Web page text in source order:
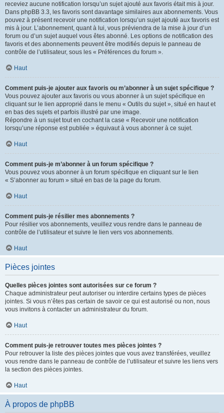
receviez aucune notification lorsqu’un sujet ajouté aux favoris était mis à jour.
Dans phpBB 3.3, les favoris sont davantage similaires aux abonnements. Vous
pouvez à présent recevoir une notification lorsqu’un sujet ajouté aux favoris est
mis à jour. L’abonnement, quant à lui, vous préviendra de la mise à jour d’un
forum ou d’un sujet auquel vous êtes abonné. Les options de notification des
favoris et des abonnements peuvent être modifiés depuis le panneau de
contrôle de l’utilisateur, sous les « Préférences du forum ».
Haut
Comment puis-je ajouter aux favoris ou m’abonner à un sujet spécifique ?
Vous pouvez ajouter aux favoris ou vous abonner à un sujet spécifique en
cliquant sur le lien approprié dans le menu « Outils du sujet », situé en haut et
en bas des sujets et parfois illustré par une image.
Répondre à un sujet tout en cochant la case « Recevoir une notification
lorsqu’une réponse est publiée » équivaut à vous abonner à ce sujet.
Haut
Comment puis-je m’abonner à un forum spécifique ?
Vous pouvez vous abonner à un forum spécifique en cliquant sur le lien
« S’abonner au forum » situé en bas de la page du forum.
Haut
Comment puis-je résilier mes abonnements ?
Pour résilier vos abonnements, veuillez vous rendre dans le panneau de
contrôle de l’utilisateur et suivre le lien vers vos abonnements.
Haut
Pièces jointes
Quelles pièces jointes sont autorisées sur ce forum ?
Chaque administrateur peut autoriser ou interdire certains types de pièces
jointes. Si vous n’êtes pas certain de savoir ce qui est autorisé ou non, nous
vous invitons à contacter un administrateur du forum.
Haut
Comment puis-je retrouver toutes mes pièces jointes ?
Pour retrouver la liste des pièces jointes que vous avez transférées, veuillez
vous rendre dans le panneau de contrôle de l’utilisateur et suivre les liens vers
la section des pièces jointes.
Haut
À propos de phpBB